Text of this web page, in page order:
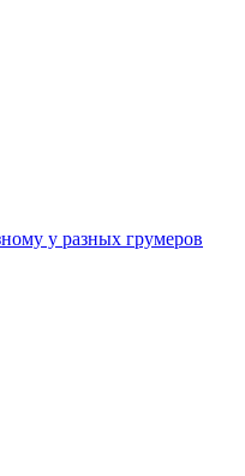
у разных грумеров